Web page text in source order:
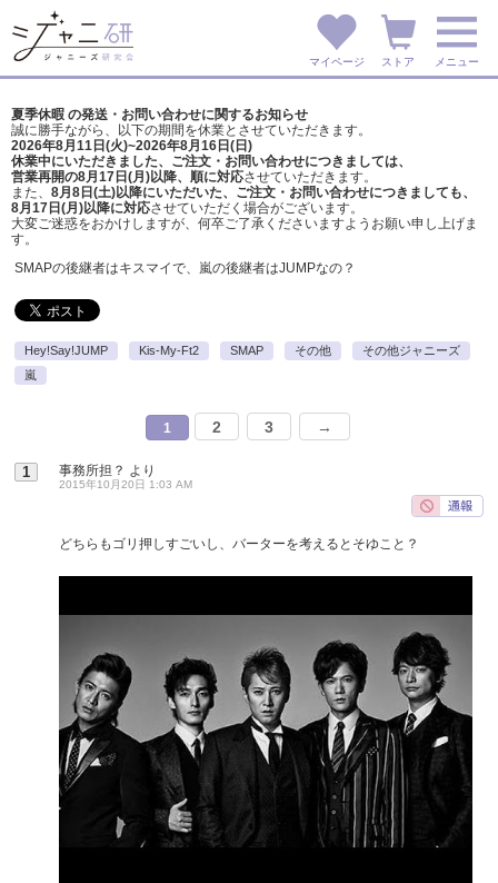
マイページ ストア メニュー
夏季休暇 の発送・お問い合わせに関するお知らせ
誠に勝手ながら、以下の期間を休業とさせていただきます。
2026年8月11日(火)~2026年8月16日(日)
休業中にいただきました、ご注文・お問い合わせにつきましては、
営業再開の8月17日(月)以降、順に対応させていただきます。
また、 8月8日(土)以降にいただいた、ご注文・ お問い合わせにつきましても、
8月17日(月)以降に対応させていただく場合がございます。
大変ご迷惑をおかけしますが、 何卒ご了承くださいますようお願い申し上げま
す。
SMAPの後継者はキスマイで、嵐の後継者はJUMPなの？
Hey!Say!JUMP Kis-My-Ft2 SMAP その他
その他ジャニーズ
嵐
1 2 3 →
1 事務所担？ より
2015年10月20日 1:03 AM
どちらもゴリ押しすごいし、バーターを考えるとそゆこと？